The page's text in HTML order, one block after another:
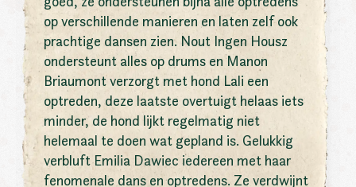
op verschillende manieren en laten zelf ook
prachtige dansen zien. Nout Ingen Housz
ondersteunt alles op drums en Manon
Briaumont verzorgt met hond Lali een
optreden, deze laatste overtuigt helaas iets
minder, de hond lijkt regelmatig niet
helemaal te doen wat gepland is. Gelukkig
verbluft Emilia Dawiec iedereen met haar
fenomenale dans en optredens. Ze verdwijnt